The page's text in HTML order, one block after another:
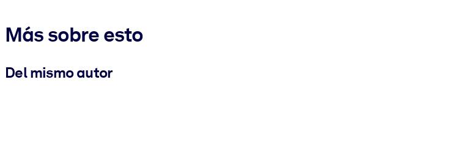
Más sobre esto
Del mismo autor